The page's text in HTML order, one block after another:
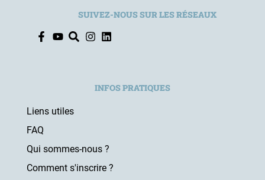
SUIVEZ-NOUS SUR LES RÉSEAUX
INFOS PRATIQUES
Liens utiles
FAQ
Qui sommes-nous ?
Comment s'inscrire ?